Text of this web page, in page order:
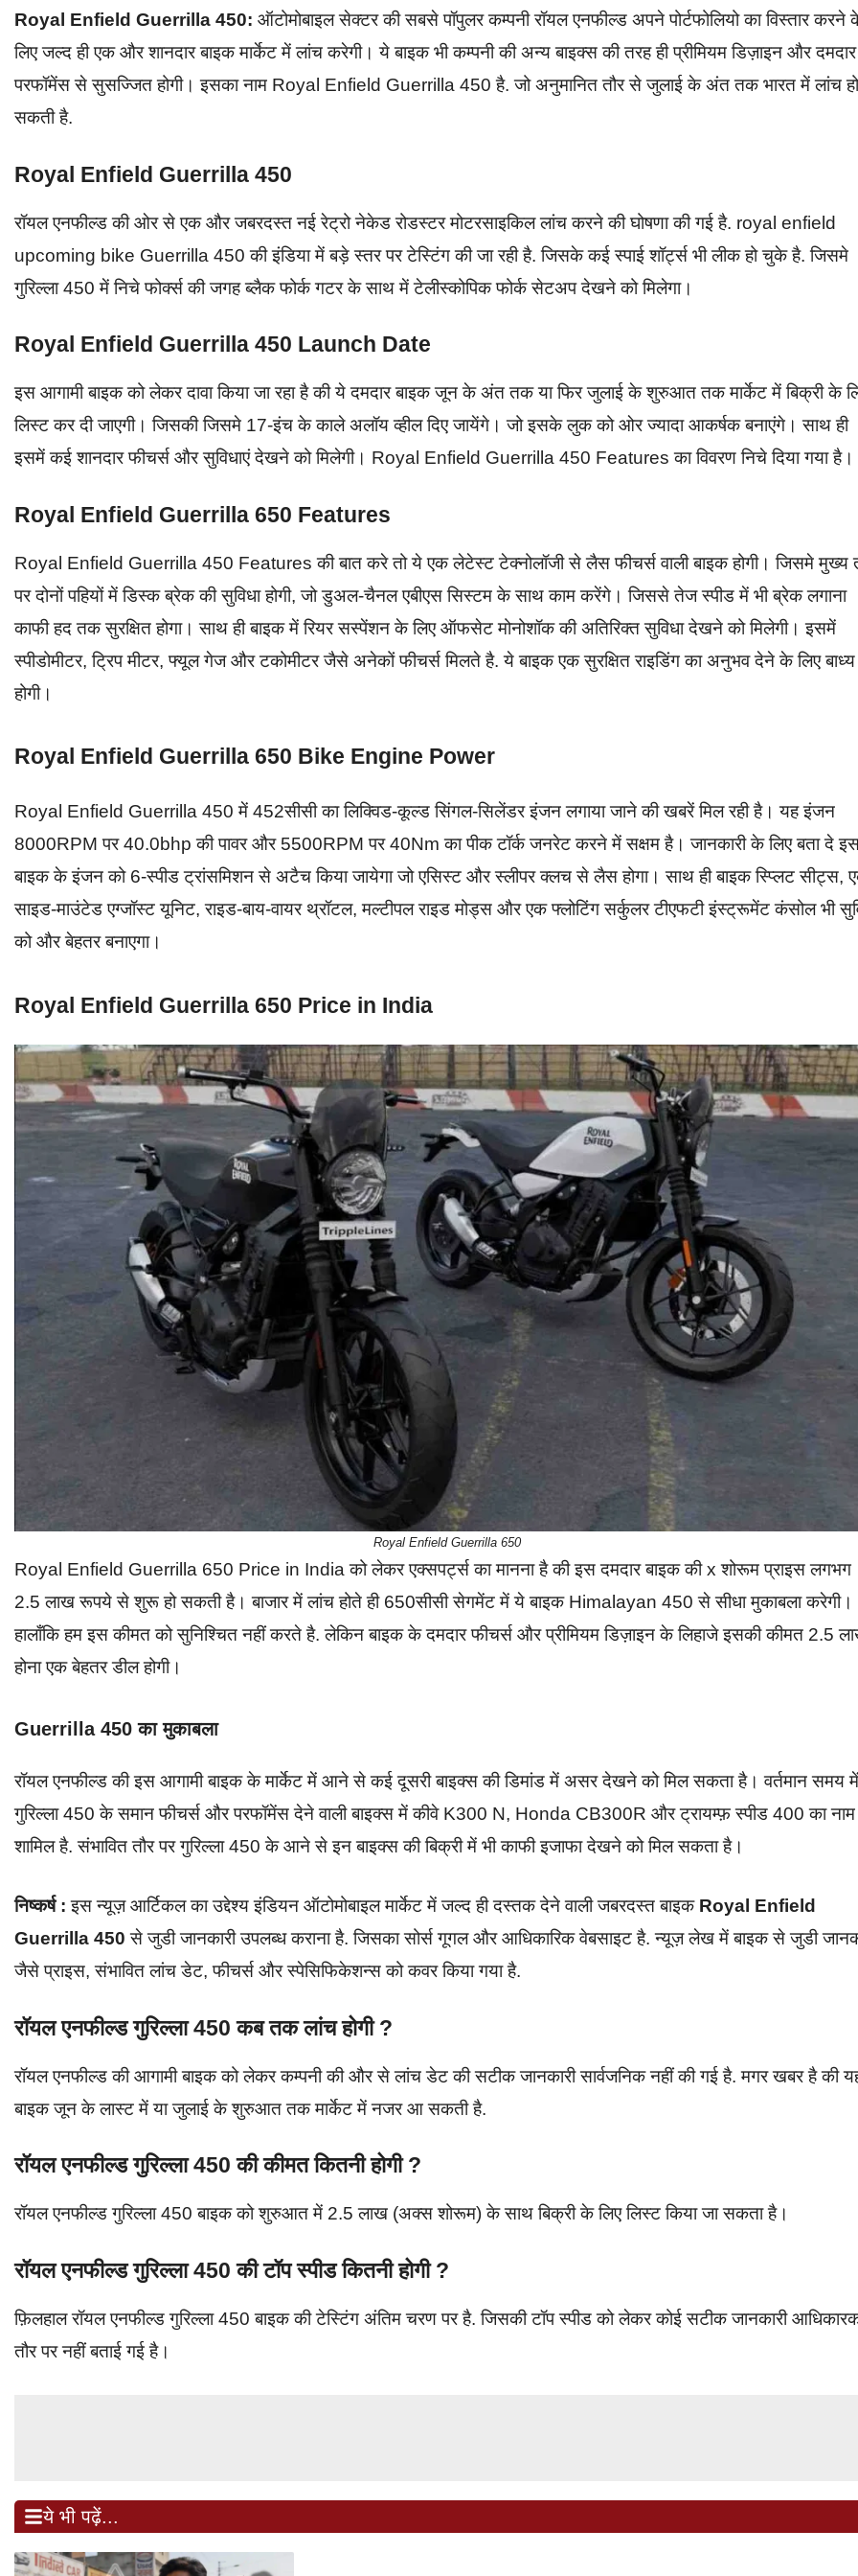
Royal Enfield Guerrilla 450: ऑटोमोबाइल सेक्टर की सबसे पॉपुलर कम्पनी रॉयल एनफील्ड अपने पोर्टफोलियो का विस्तार करने
लिए जल्द ही एक और शानदार बाइक मार्केट में लांच करेगी। ये बाइक भी कम्पनी की अन्य बाइक्स की तरह ही प्रीमियम डिज़ाइन और दमदार
परफॉमेंस से सुसज्जित होगी। इसका नाम Royal Enfield Guerrilla 450 है. जो अनुमानित तौर से जुलाई के अंत तक भारत में लांच हो
सकती है.
Royal Enfield Guerrilla 450
रॉयल एनफील्ड की ओर से एक और जबरदस्त नई रेट्रो नेकेड रोडस्टर मोटरसाइकिल लांच करने की घोषणा की गई है. royal enfield
upcoming bike Guerrilla 450 की इंडिया में बड़े स्तर पर टेस्टिंग की जा रही है. जिसके कई स्पाई शॉर्ट्स भी लीक हो चुके है. जिसमे
गुरिल्ला 450 में निचे फोर्क्स की जगह ब्लैक फोर्क गटर के साथ में टेलीस्कोपिक फोर्क सेटअप देखने को मिलेगा।
Royal Enfield Guerrilla 450 Launch Date
इस आगामी बाइक को लेकर दावा किया जा रहा है की ये दमदार बाइक जून के अंत तक या फिर जुलाई के शुरुआत तक मार्केट में बिक्री के
लिस्ट कर दी जाएगी। जिसकी जिसमे 17-इंच के काले अलॉय व्हील दिए जायेंगे। जो इसके लुक को ओर ज्यादा आकर्षक बनाएंगे। साथ ही
इसमें कई शानदार फीचर्स और सुविधाएं देखने को मिलेगी। Royal Enfield Guerrilla 450 Features का विवरण निचे दिया गया है।
Royal Enfield Guerrilla 650 Features
Royal Enfield Guerrilla 450 Features की बात करे तो ये एक लेटेस्ट टेक्नोलॉजी से लैस फीचर्स वाली बाइक होगी। जिसमे मुख्य
पर दोनों पहियों में डिस्क ब्रेक की सुविधा होगी, जो डुअल-चैनल एबीएस सिस्टम के साथ काम करेंगे। जिससे तेज स्पीड में भी ब्रेक लगाना
काफी हद तक सुरक्षित होगा। साथ ही बाइक में रियर सस्पेंशन के लिए ऑफसेट मोनोशॉक की अतिरिक्त सुविधा देखने को मिलेगी। इसमें
स्पीडोमीटर, ट्रिप मीटर, फ्यूल गेज और टकोमीटर जैसे अनेकों फीचर्स मिलते है. ये बाइक एक सुरक्षित राइडिंग का अनुभव देने के लिए बाध्य
होगी।
Royal Enfield Guerrilla 650 Bike Engine Power
Royal Enfield Guerrilla 450 में 452सीसी का लिक्विड-कूल्ड सिंगल-सिलेंडर इंजन लगाया जाने की खबरें मिल रही है। यह इंजन
8000RPM पर 40.0bhp की पावर और 5500RPM पर 40Nm का पीक टॉर्क जनरेट करने में सक्षम है। जानकारी के लिए बता दे
बाइक के इंजन को 6-स्पीड ट्रांसमिशन से अटैच किया जायेगा जो एसिस्ट और स्लीपर क्लच से लैस होगा। साथ ही बाइक स्प्लिट सीट्स,
साइड-माउंटेड एग्जॉस्ट यूनिट, राइड-बाय-वायर थ्रॉटल, मल्टीपल राइड मोड्स और एक फ्लोटिंग सर्कुलर टीएफटी इंस्ट्रूमेंट कंसोल भी
को और बेहतर बनाएगा।
Royal Enfield Guerrilla 650 Price in India
Royal Enfield Guerrilla 650
Royal Enfield Guerrilla 650 Price in India को लेकर एक्सपर्ट्स का मानना है की इस दमदार बाइक की x शोरूम प्राइस लगभग
2.5 लाख रूपये से शुरू हो सकती है। बाजार में लांच होते ही 650सीसी सेगमेंट में ये बाइक Himalayan 450 से सीधा मुकाबला करेगी।
हालाँकि हम इस कीमत को सुनिश्चित नहीं करते है. लेकिन बाइक के दमदार फीचर्स और प्रीमियम डिज़ाइन के लिहाजे इसकी कीमत 2.5
होना एक बेहतर डील होगी।
Guerrilla 450 का मुकाबला
रॉयल एनफील्ड की इस आगामी बाइक के मार्केट में आने से कई दूसरी बाइक्स की डिमांड में असर देखने को मिल सकता है। वर्तमान समय में
गुरिल्ला 450 के समान फीचर्स और परफॉमेंस देने वाली बाइक्स में कीवे K300 N, Honda CB300R और ट्रायम्फ़ स्पीड 400 का नाम
शामिल है. संभावित तौर पर गुरिल्ला 450 के आने से इन बाइक्स की बिक्री में भी काफी इजाफा देखने को मिल सकता है।
निष्कर्ष :इस न्यूज़ आर्टिकल का उद्देश्य इंडियन ऑटोमोबाइल मार्केट में जल्द ही दस्तक देने वाली जबरदस्त बाइक Royal Enfield
Guerrilla 450 से जुडी जानकारी उपलब्ध कराना है. जिसका सोर्स गूगल और आधिकारिक वेबसाइट है. न्यूज़ लेख में बाइक से जुडी
जैसे प्राइस, संभावित लांच डेट, फीचर्स और स्पेसिफिकेशन्स को कवर किया गया है.
रॉयल एनफील्ड गुरिल्ला 450 कब तक लांच होगी ?
रॉयल एनफील्ड की आगामी बाइक को लेकर कम्पनी की और से लांच डेट की सटीक जानकारी सार्वजनिक नहीं की गई है. मगर खबर है की
बाइक जून के लास्ट में या जुलाई के शुरुआत तक मार्केट में नजर आ सकती है.
रॉयल एनफील्ड गुरिल्ला 450 की कीमत कितनी होगी ?
रॉयल एनफील्ड गुरिल्ला 450 बाइक को शुरुआत में 2.5 लाख (अक्स शोरूम) के साथ बिक्री के लिए लिस्ट किया जा सकता है।
रॉयल एनफील्ड गुरिल्ला 450 की टॉप स्पीड कितनी होगी ?
फ़िलहाल रॉयल एनफील्ड गुरिल्ला 450 बाइक की टेस्टिंग अंतिम चरण पर है. जिसकी टॉप स्पीड को लेकर कोई सटीक जानकारी
तौर पर नहीं बताई गई है।
ये भी पढ़ें...